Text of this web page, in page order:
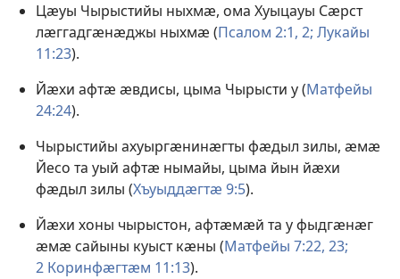
Цӕуы Чырыстийы ныхмӕ, ома Хуыцауы Сӕрст
лӕггадгӕнӕджы ныхмӕ (Псалом 2:1, 2; Лукайы
11:23).
Йӕхи афтӕ ӕвдисы, цыма Чырысти у (Матфейы
24:24).
Чырыстийы ахуыргӕнинӕгты фӕдыл зилы, ӕмӕ
Йесо та уый афтӕ нымайы, цыма йын йӕхи
фӕдыл зилы (Хъуыддӕгтӕ 9:5).
Йӕхи хоны чырыстон, афтӕмӕй та у фыдгӕнӕг
ӕмӕ сайыны куыст кӕны (Матфейы 7:22, 23;
2 Коринфӕгтӕм 11:13).